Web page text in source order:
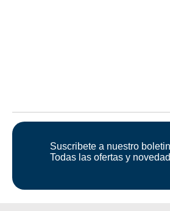
Suscribete a nuestro
Todas las ofertas y